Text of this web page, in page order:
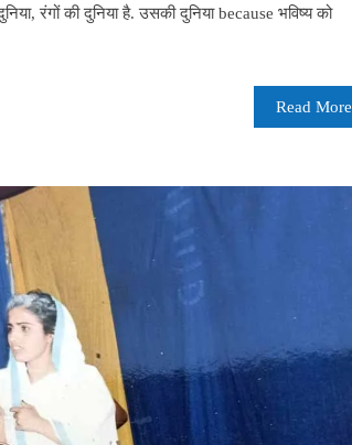
रंगों की दुनिया है. उसकी दुनिया because भविष्य को
Read More